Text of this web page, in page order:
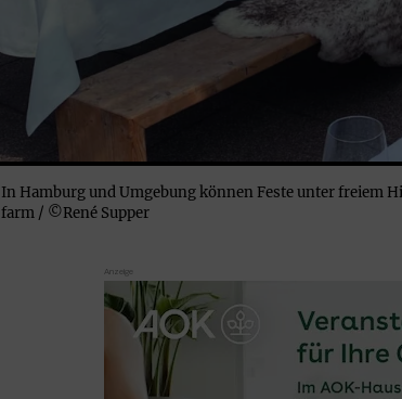
In Hamburg und Umgebung können Feste unter freiem
farm / ©René Supper